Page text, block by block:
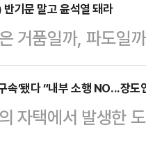
사 이상호 이재신
특례법 위반 등 혐
심을 유지했다. 80
년 4월 자신의 사
던 중 연인 B씨에
기문 말고 윤석열 돼라
거품일까, 파도일
을 때마다 나오는
, 공직에 의해 주어
작하면 금방 도중
속’됐다 “내부 소행 NO...장도
자택에서 발생한